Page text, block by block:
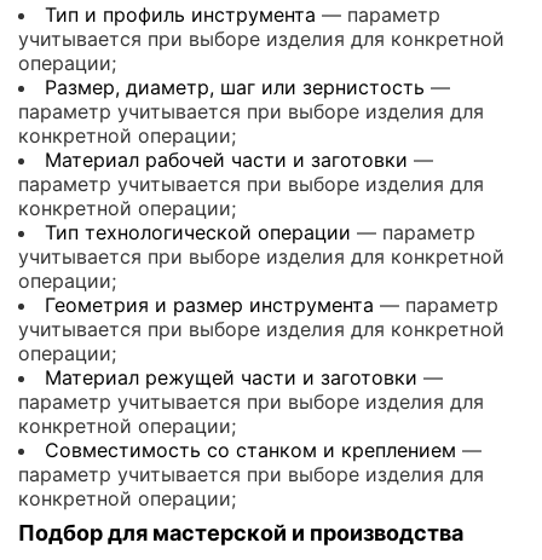
Тип и профиль инструмента — параметр
учитывается при выборе изделия для конкретной
операции;
Размер, диаметр, шаг или зернистость —
параметр учитывается при выборе изделия для
конкретной операции;
Материал рабочей части и заготовки —
параметр учитывается при выборе изделия для
конкретной операции;
Тип технологической операции — параметр
учитывается при выборе изделия для конкретной
операции;
Геометрия и размер инструмента — параметр
учитывается при выборе изделия для конкретной
операции;
Материал режущей части и заготовки —
параметр учитывается при выборе изделия для
конкретной операции;
Совместимость со станком и креплением —
параметр учитывается при выборе изделия для
конкретной операции;
Подбор для мастерской и производства